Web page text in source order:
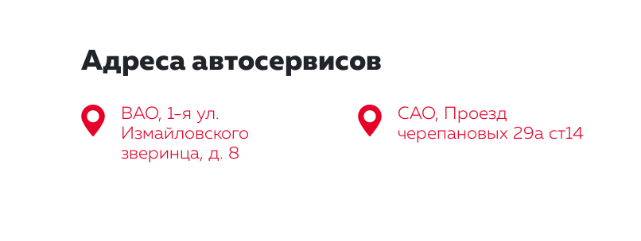
Адреса автосервисов
ВАО, 1-я ул.
Измайловского
зверинца, д. 8
САО, Проезд
черепановых 29а ст14